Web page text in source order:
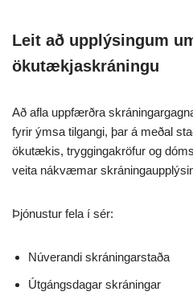
Leit að upplýsingum
ökutækjaskráningu
Að afla uppfærðra
fyrir ýmsa tilgangi, þar á meðal
ökutækis, tryggingakröfur og
veita nákvæmar
Þjónustur fela í sér:
Núverandi skráningarstaða
Útgángsdagar skráningar